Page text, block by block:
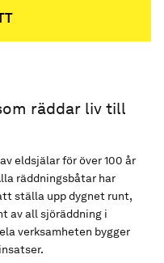
räddar liv till
eldsjälar för över 100 år
räddningsbåtar har
ställa upp dygnet runt,
av all sjöräddning i
verksamheten bygger